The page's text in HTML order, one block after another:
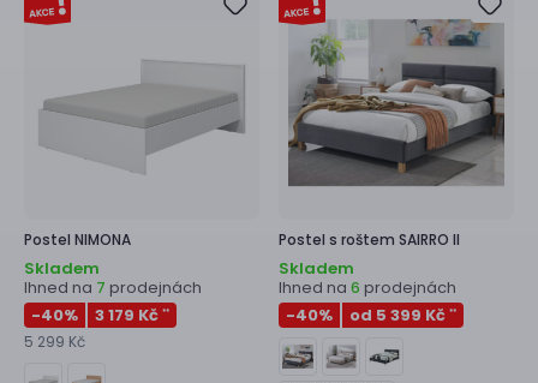
Postel NIMONA
Skladem
Ihned na 7 prodejnách
-40% 3 179 Kč **
5 299 Kč
Postel s roštem SAIRRO II
Skladem
Ihned na 6 prodejnách
-40% od 5 399 Kč **